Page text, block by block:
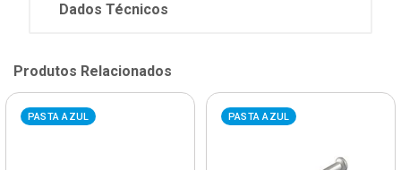
Dados Técnicos
Produtos Relacionados
PASTA AZUL PASTA AZUL